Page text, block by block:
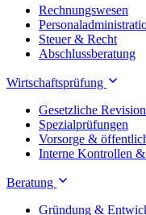
Rechnungswesen
Steuer & Recht
Abschlussberatung
Wirtschaftsprüfung
Gesetzliche
Spezialprüfungen
Vorsorge &
Interne Kontrollen &
Beratung
Gründung &